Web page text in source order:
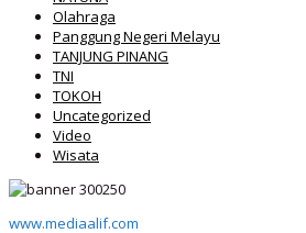
Olahraga
Panggung Negeri Melayu
TANJUNG PINANG
TNI
TOKOH
Uncategorized
Video
Wisata
www.mediaalif.com